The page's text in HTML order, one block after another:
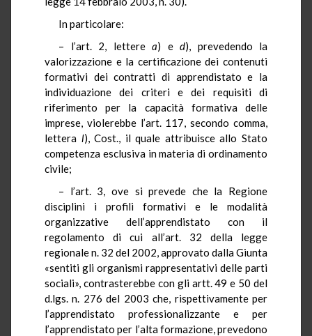
In particolare:
– l’art. 2, lettere a) e d), prevedendo la
valorizzazione e la certificazione dei contenuti
formativi dei contratti di apprendistato e la
individuazione dei criteri e dei requisiti di
riferimento per la capacità formativa delle
imprese, violerebbe l’art. 117, secondo comma,
lettera l), Cost., il quale attribuisce allo Stato
competenza esclusiva in materia di ordinamento
civile;
– l’art. 3, ove si prevede che la Regione
disciplini i profili formativi e le modalità
organizzative dell’apprendistato con il
regolamento di cui all’art. 32 della legge
regionale n. 32 del 2002, approvato dalla Giunta
«sentiti gli organismi rappresentativi delle parti
sociali», contrasterebbe con gli artt. 49 e 50 del
d.lgs. n. 276 del 2003 che, rispettivamente per
l’apprendistato professionalizzante e per
l’apprendistato per l’alta formazione, prevedono